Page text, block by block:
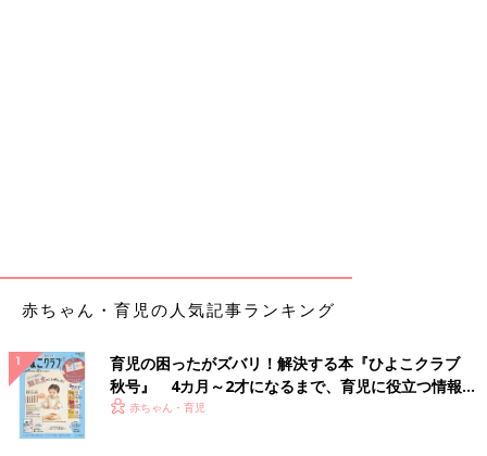
赤ちゃん・育児の人気記事ランキング
育児の困ったがズバリ！解決する本『ひよこクラブ
秋号』 4カ月～2才になるまで、育児に役立つ情報が
いっぱい！
赤ちゃん・育児